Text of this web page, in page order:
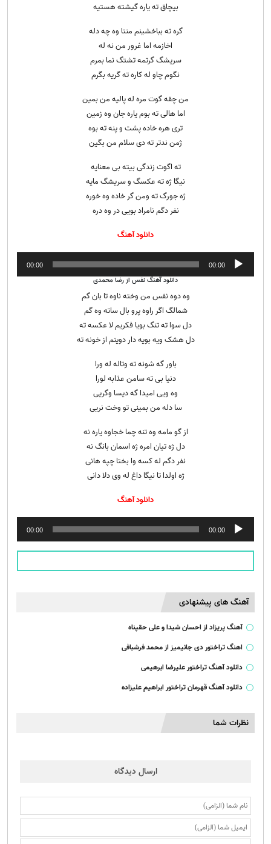
بیچاق ته یاره گیشته هستیه
گره ته بباخشینم منتا وه چه دله
اخازمه اما غرور من نه له
سریشگ گرتمه تشتگ نما بمرم
نگوم چاو له کاره ته گریه بگرم
من چقه گوت مره له پالیه من بمین
اما هالی ته بوم یاره جان وه زمین
تری هره خاده پشت و پنه ته بوه
ژمن ندتر ته دی سلام من بگین
ته اگوت زندگی بیته بی معنایه
نیگا ژه ته عکسگ و سریشگ مایه
ژه جورگ ته ومن گر خاده وه خوره
نفر دگم نامراد بویی در وه دره
دانلود آهنگ
پخش‌کننده
صوت
00:00
00:00
دانلود آهنگ نفس از رضا محمدی
وه دوه نفس من وخته ناوه تا بان گم
شمالگ اگر راوه پرو بال ساته وه گم
دل سوا ته تنگ بویا فکریم لا عکسه ته
دل هشک ویه بویه دار دوینم از خونه ته
باور گه شونه ته وتاله له ورا
دنیا بی ته سامن عذابه لورا
وه ویی امیدا گه دیسا وگریی
سا دله من بمینی تو وخت نریی
از گو مامه وه تنه چما خجاوه یاره نه
دل ژه تیان امره ژه اسمان بانگ نه
نفر دگم له کسه وا بختا چپه هانی
ژه اولدا تا نیگا داغ له وی دلا دانی
دانلود آهنگ
پخش‌کننده
صوت
00:00
00:00
آهنگ های پیشنهادی
آهنگ پریزاد از احسان شیدا و علی حقپناه
اهنگ تراختور دی جانیمیز از محمد فرشبافی
دانلود آهنگ تراختور علیرضا ابرهیمی
دانلود آهنگ قهرمان تراختور ابراهیم علیزاده
نظرات شما
ارسال دیدگاه